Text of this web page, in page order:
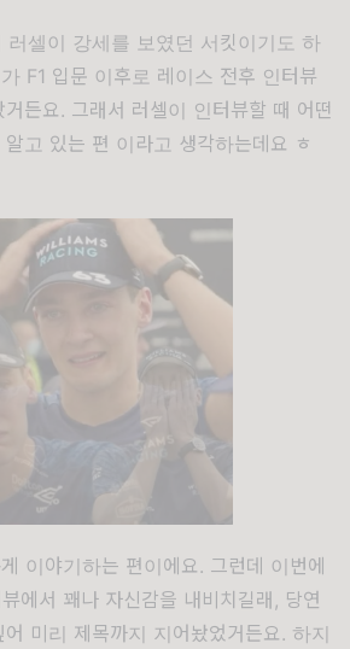
러셀이 강세를 보였던 서킷이기도 하
F1 입문 이후로 레이스 전후 인터뷰
든요. 그래서 러셀이 인터뷰할 때 어떤
고 있는 편 이라고 생각하는데요 ㅎ
이야기하는 편이에요. 그런데 이번에
에서 꽤나 자신감을 내비치길래, 당연
미리 제목까지 지어놨었거든요. 하지